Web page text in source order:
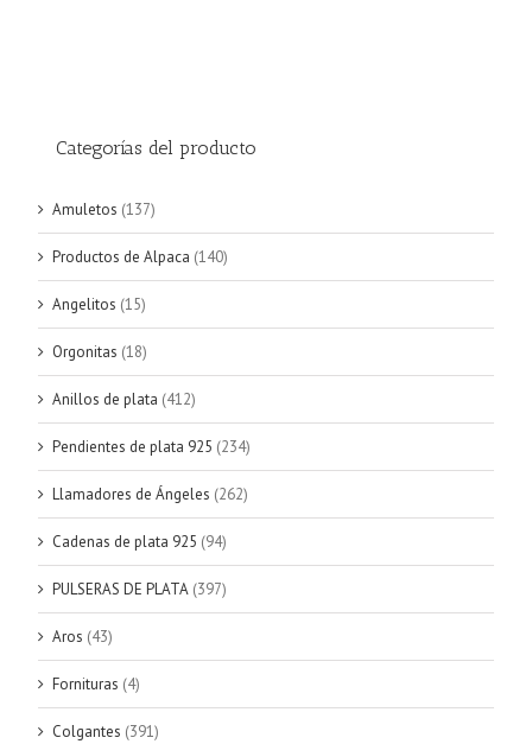
Categorías del producto
Amuletos (137)
Productos de Alpaca (140)
Angelitos (15)
Orgonitas (18)
Anillos de plata (412)
Pendientes de plata 925 (234)
Llamadores de Ángeles (262)
Cadenas de plata 925 (94)
PULSERAS DE PLATA (397)
Aros (43)
Fornituras (4)
Colgantes (391)